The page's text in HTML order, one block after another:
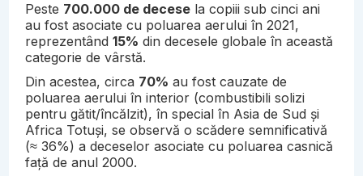
Peste 700.000 de decese la copiii sub cinci ani
au fost asociate cu poluarea aerului în 2021,
reprezentând15% din decesele globale în această
categorie de vârstă.
Din acestea, circa 70% au fost cauzate de
poluarea aerului în interior (combustibili solizi
pentru gătit/încălzit), în special în Asia de Sud și
Africa Totuși, se observă o scădere semnificativă
(≈ 36%) a deceselor asociate cu poluarea casnică
față de anul 2000.